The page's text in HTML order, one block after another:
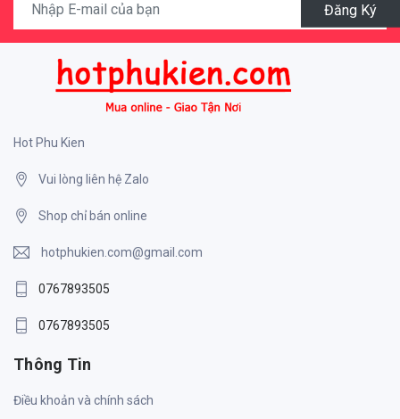
Đăng Ký
Hot Phu Kien
Vui lòng liên hệ Zalo
Shop chỉ bán online
hotphukien.com@gmail.com
0767893505
0767893505
Thông Tin
Điều khoản và chính sách